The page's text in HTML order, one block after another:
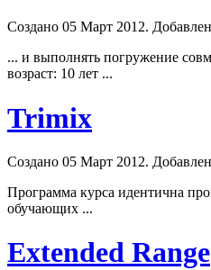
Создано 05 Март 2012.
... и выполнять погружение
возраст: 10 лет ...
Trimix
Создано 05 Март 2012.
Программа курса идентична
обучающих ...
Extended Range